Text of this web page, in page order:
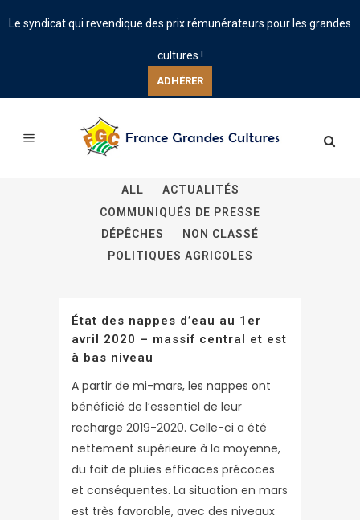
Le syndicat qui revendique des prix rémunérateurs pour les grandes
cultures !
ADHÉRER
ALL
ACTUALITÉS
COMMUNIQUÉS DE PRESSE
DÉPÊCHES
NON CLASSÉ
POLITIQUES AGRICOLES
État des nappes d’eau au 1er
avril 2020 – massif central et est
à bas niveau
A partir de mi-mars, les nappes ont
bénéficié de l’essentiel de leur
recharge 2019-2020. Celle-ci a été
nettement supérieure à la moyenne,
du fait de pluies efficaces précoces
et conséquentes. La situation en mars
est très favorable, avec des niveaux